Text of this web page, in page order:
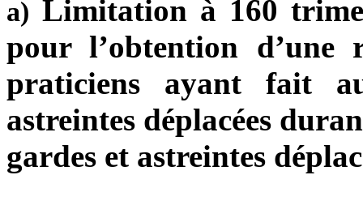
a) Limitation à 160
pour l’obtention
praticiens ayant fait
astreintes déplacées
gardes et astreintes